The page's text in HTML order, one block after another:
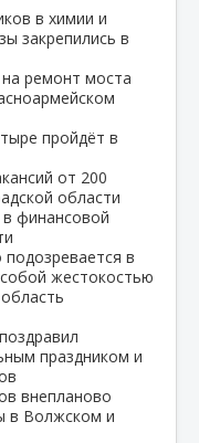
в химии и
закрепились в
ремонт моста
пройдёт в
от 200
области
финансовой
в
жестокостью
праздником и
внепланово
в Волжском и